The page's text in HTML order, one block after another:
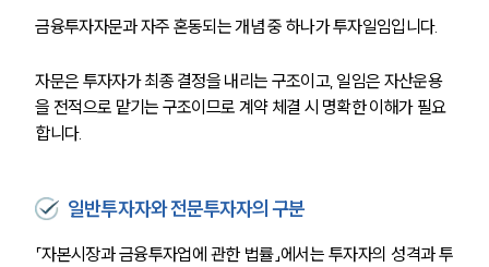
금융투자자문과 자주 혼동되는 개념 중 하나가 투자일임입니다.
자문은 투자자가 최종 결정을 내리는 구조이고, 일임은 자산운용
을 전적으로 맡기는 구조이므로 계약 체결 시 명확한 이해가 필요
합니다.
일반투자자와 전문투자자의 구분
「자본시장과 금융투자업에 관한 법률」에서는 투자자의 성격과 투